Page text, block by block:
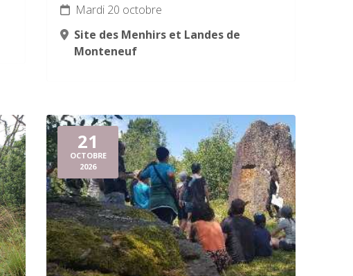
Mardi 20 octobre
Site des Menhirs et Landes de
Monteneuf
21
OCTOBRE
2026